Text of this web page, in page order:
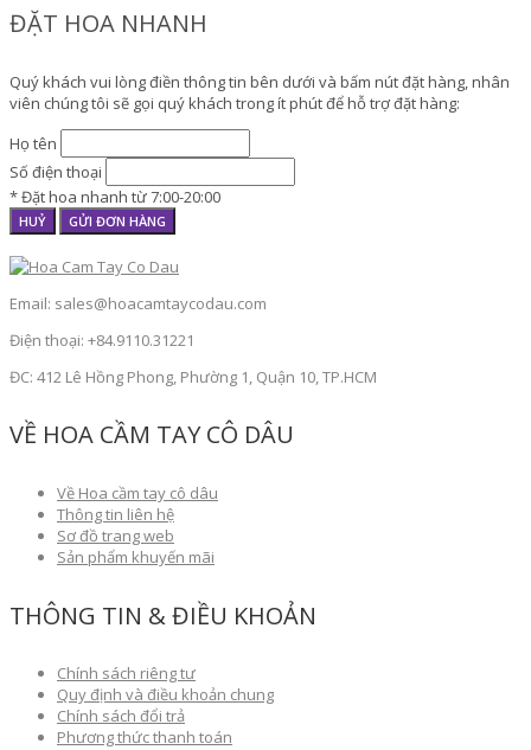
ĐẶT HOA NHANH
Quý khách vui lòng điền thông tin bên dưới và bấm nút đặt hàng, nhân
viên chúng tôi sẽ gọi quý khách trong ít phút để hỗ trợ đặt hàng:
Họ tên
Số điện thoại
* Đặt hoa nhanh từ 7:00-20:00
HUỶ GỬI ĐƠN HÀNG
Email: sales@hoacamtaycodau.com
Điện thoại: +84.9110.31221
ĐC: 412 Lê Hồng Phong, Phường 1, Quận 10, TP.HCM
VỀ HOA CẦM TAY CÔ DÂU
Về Hoa cầm tay cô dâu
Thông tin liên hệ
Sơ đồ trang web
Sản phẩm khuyến mãi
THÔNG TIN & ĐIỀU KHOẢN
Chính sách riêng tư
Quy định và điều khoản chung
Chính sách đổi trả
Phương thức thanh toán